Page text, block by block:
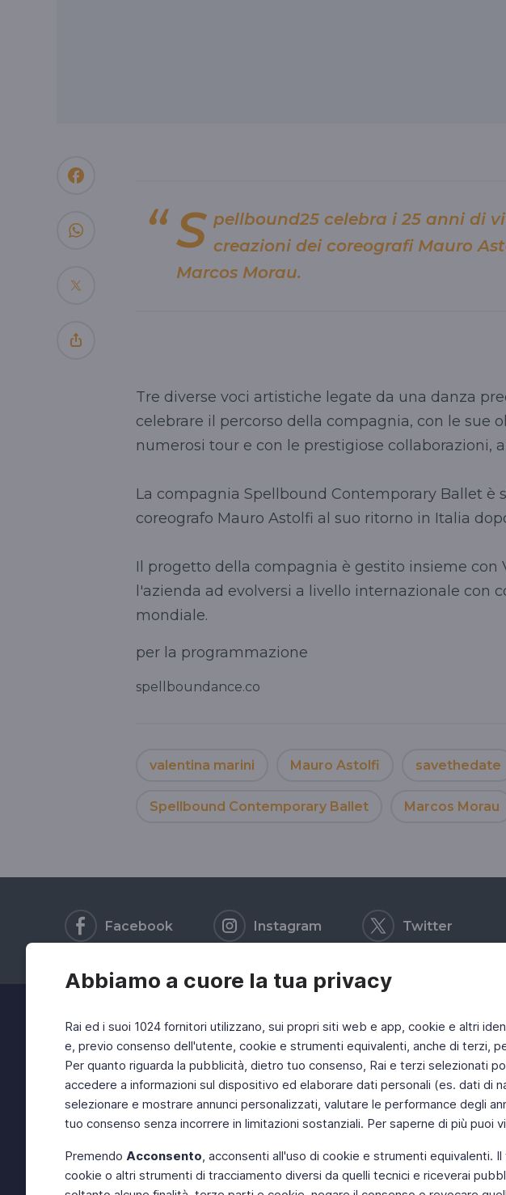
Abbiamo a cuore la tua privacy
Rai ed i suoi 1024 fornitori utilizzano, sui propri siti web e app, cookie e altri
e, previo consenso dell'utente, cookie e strumenti equivalenti, anche di terzi,
Per quanto riguarda la pubblicità, dietro tuo consenso, Rai e terzi selezionati
accedere a informazioni sul dispositivo ed elaborare dati personali (es. dati di
selezionare e mostrare annunci personalizzati, valutare le performance degli
tuo consenso senza incorrere in limitazioni sostanziali. Per saperne di più puoi
Premendo Acconsento, acconsenti all'uso di cookie e strumenti equivalenti.
cookie o altri strumenti di tracciamento diversi da quelli tecnici e riceverai
S pellbound25 celebra i 25 anni di
creazioni dei coreografi Mauro
Marcos Morau.
Tre diverse voci artistiche legate da una danza
celebrare il percorso della compagnia, con le sue
numerosi tour e con le prestigiose collaborazioni,
La compagnia Spellbound Contemporary Ballet è
coreografo Mauro Astolfi al suo ritorno in Italia
Il progetto della compagnia è gestito insieme con
l'azienda ad evolversi a livello internazionale con
mondiale.
per la programmazione
spellboundance.co
valentina marini Mauro Astolfi savethedate
Spellbound Contemporary Ballet Marcos Morau
Facebook Instagram Twitter